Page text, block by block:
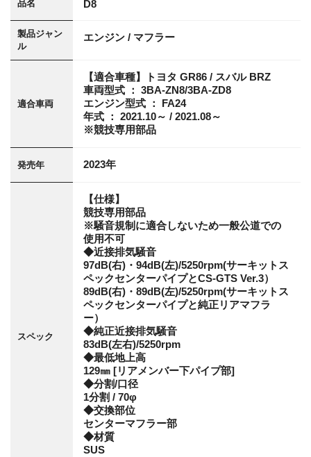
品名
D8
製品ジャン
ル
エンジン / マフラー
適合車両
【適合車種】トヨタ GR86 / スバル BRZ
車両型式 ： 3BA-ZN8/3BA-ZD8
エンジン型式 ： FA24
年式 ： 2021.10～ / 2021.08～
※競技専用部品
発売年 2023年
スペック
【仕様】
競技専用部品
※騒音規制に適合しないため一般公道での
使用不可
◆近接排気騒音
97dB(右)・94dB(左)/5250rpm(サーキットス
ペックセンターパイプとCS-GTS Ver.3）
89dB(右)・89dB(左)/5250rpm(サーキットス
ペックセンターパイプと純正リアマフラ
ー）
◆純正近接排気騒音
83dB(左右)/5250rpm
◆最低地上高
129㎜ [リアメンバー下パイプ部]
◆分割/口径
1分割 / 70φ
◆交換部位
センターマフラー部
◆材質
SUS